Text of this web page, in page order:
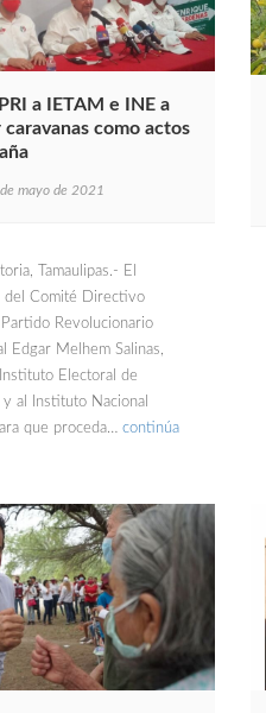
a IETAM e INE a
caravanas como actos
mayo de 2021
Tamaulipas.- El
del Comité Directivo
Revolucionario
Edgar Melhem Salinas,
Electoral de
y al Instituto Nacional
que proceda… continúa